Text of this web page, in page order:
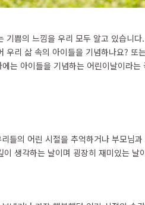
기쁨의 느낌을 우리 모두 알고 있습니다
우리 삶 속의 아이들을 기념하나요? 또
는 아이들을 기념하는 어린이날이라는
들의 어린 시절을 추억하거나 부모님
생각하는 날이며 굉장히 재미있는 날